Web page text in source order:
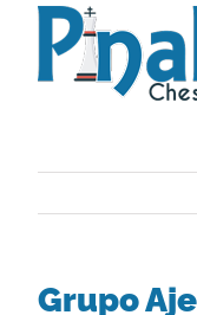
Saltar
contenido
Grupo